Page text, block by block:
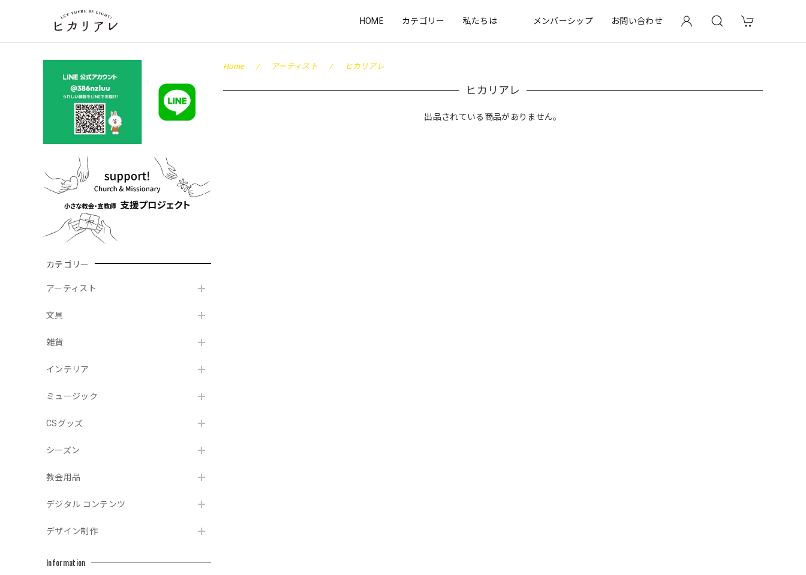
HOME カテゴリー 私たちは メンバーシップ お問い合わせ
カテゴリー
アーティスト
文具
雑貨
インテリア
ミュージック
CSグッズ
シーズン
教会用品
デジタル コンテンツ
デザイン制作
Information
Home アーティスト ヒカリアレ
ヒカリアレ
出品されている商品がありません。